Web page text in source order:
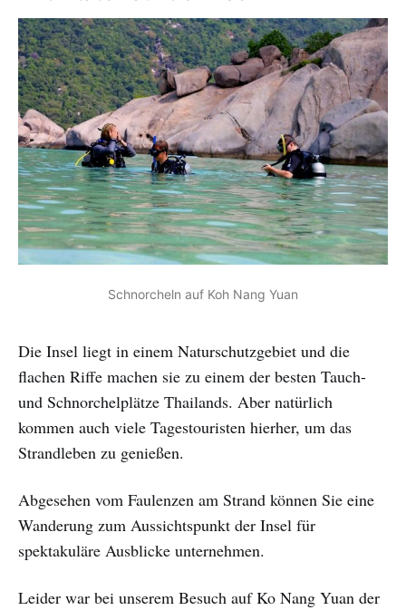
Schnorcheln auf Koh Nang Yuan
Die Insel liegt in einem Naturschutzgebiet und die
flachen Riffe machen sie zu einem der besten Tauch-
und Schnorchelplätze Thailands. Aber natürlich
kommen auch viele Tagestouristen hierher, um das
Strandleben zu genießen.
Abgesehen vom Faulenzen am Strand können Sie eine
Wanderung zum Aussichtspunkt der Insel für
spektakuläre Ausblicke unternehmen.
Leider war bei unserem Besuch auf Ko Nang Yuan der